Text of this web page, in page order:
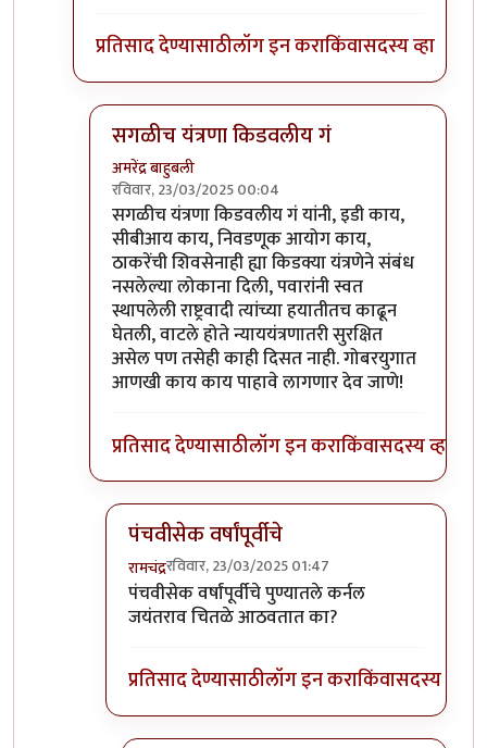
प्रतिसाद देण्यासाठीलॉग इन कराकिंवासदस्य व्हा
सगळीच यंत्रणा किडवलीय गं
अमरेंद्र बाहुबली
रविवार, 23/03/2025 00:04
In reply toअसेल कदाचितbyमाईसाहेब कुरसूंदीकर
सगळीच यंत्रणा किडवलीय गं यांनी, इडी काय,
सीबीआय काय, निवडणूक आयोग काय,
ठाकरेंची शिवसेनाही ह्या किडक्या यंत्रणेने संबंध
नसलेल्या लोकाना दिली, पवारांनी स्वत
स्थापलेली राष्ट्रवादी त्यांच्या हयातीतच काढून
घेतली, वाटले होते न्याययंत्रणातरी सुरक्षित
असेल पण तसेही काही दिसत नाही. गोबरयुगात
आणखी काय काय पाहावे लागणार देव जाणे!
प्रतिसाद देण्यासाठीलॉग इन कराकिंवासदस्य व्हा
पंचवीसेक वर्षांपूर्वीचे
रामचंद्ररविवार, 23/03/2025 01:47
In reply toसगळीच यंत्रणा किडवलीय गं
पंचवीसेक वर्षांपूर्वीचे पुण्यातले कर्नल
जयंतराव चितळे आठवतात का?
प्रतिसाद देण्यासाठीलॉग इन कराकिंवासदस्य व्हा